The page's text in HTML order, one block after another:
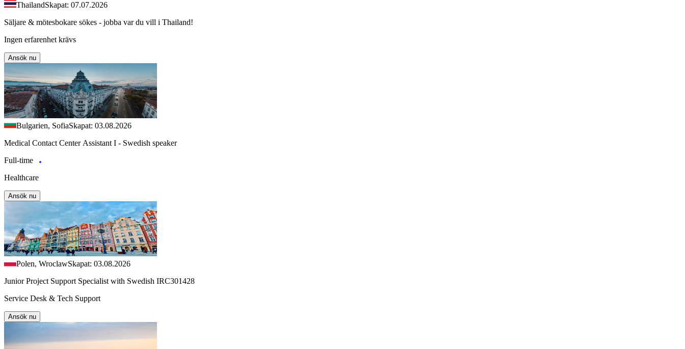
ThailandSkapat: 07.07.2026
Säljare & mötesbokare sökes - jobba var du vill i Thailand!
Ingen erfarenhet krävs
Ansök nu
Bulgarien, SofiaSkapat: 03.08.2026
Medical Contact Center Assistant I - Swedish speaker
Full-time
Healthcare
Ansök nu
Polen, WroclawSkapat: 03.08.2026
Junior Project Support Specialist with Swedish IRC301428
Service Desk & Tech Support
Ansök nu